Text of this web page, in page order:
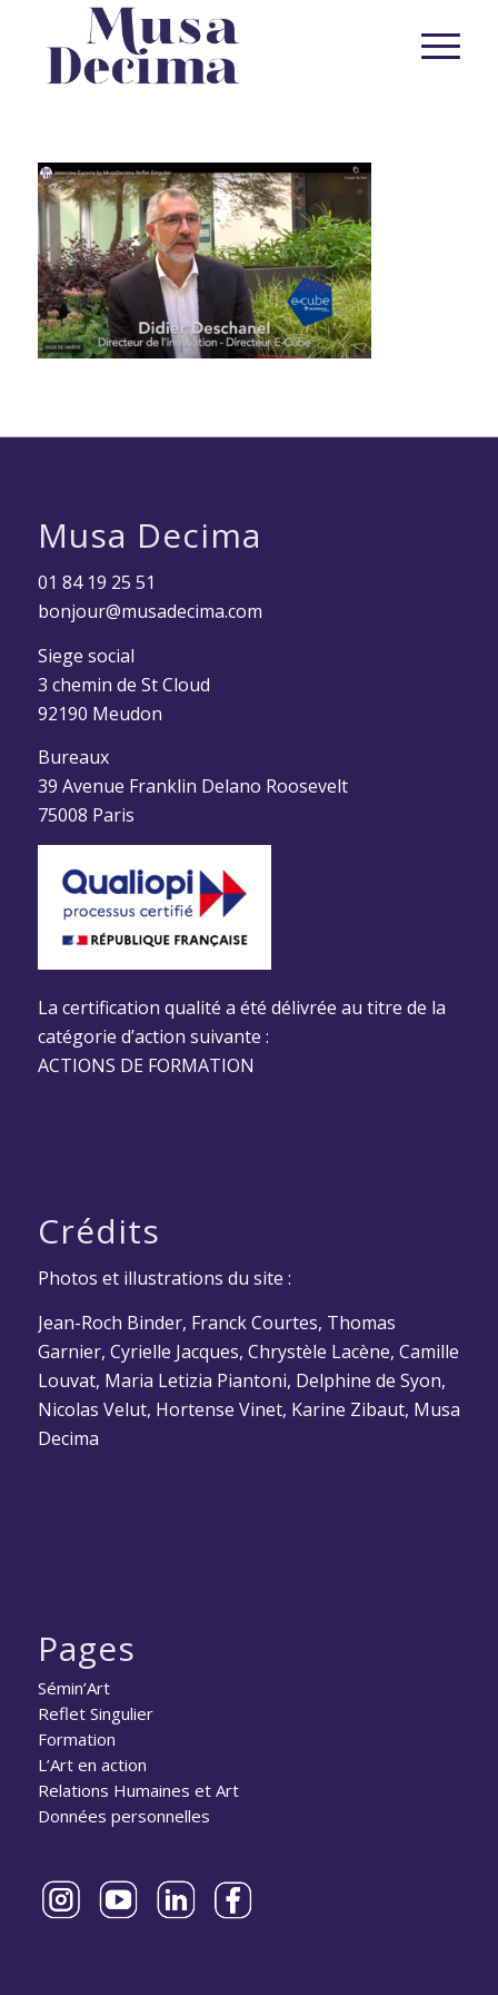
Musa Decima
01 84 19 25 51
bonjour@musadecima.com
Siege social
3 chemin de St Cloud
92190 Meudon
Bureaux
39 Avenue Franklin Delano Roosevelt
75008 Paris
La certification qualité a été délivrée au titre de la
catégorie d’action suivante :
ACTIONS DE FORMATION
Crédits
Photos et illustrations du site :
Jean-Roch Binder, Franck Courtes, Thomas
Garnier, Cyrielle Jacques, Chrystèle Lacène, Camille
Louvat, Maria Letizia Piantoni, Delphine de Syon,
Nicolas Velut, Hortense Vinet, Karine Zibaut, Musa
Decima
Pages
Sémin’Art
Reflet Singulier
Formation
L’Art en action
Relations Humaines et Art
Données personnelles